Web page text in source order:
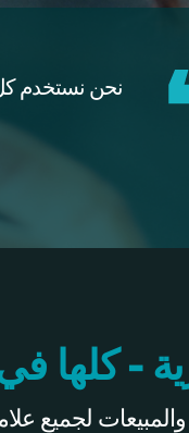
نحن نستخدم كل
- كلها